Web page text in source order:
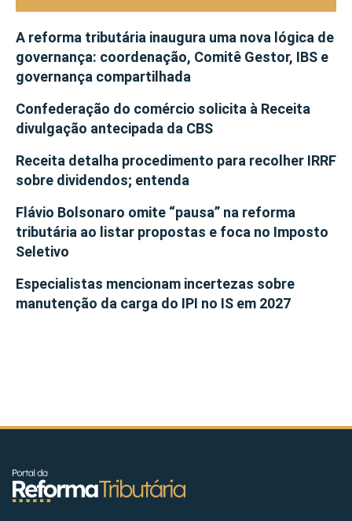
A reforma tributária inaugura uma nova lógica de
governança: coordenação, Comitê Gestor, IBS e
governança compartilhada
Confederação do comércio solicita à Receita
divulgação antecipada da CBS
Receita detalha procedimento para recolher IRRF
sobre dividendos; entenda
Flávio Bolsonaro omite “pausa” na reforma
tributária ao listar propostas e foca no Imposto
Seletivo
Especialistas mencionam incertezas sobre
manutenção da carga do IPI no IS em 2027